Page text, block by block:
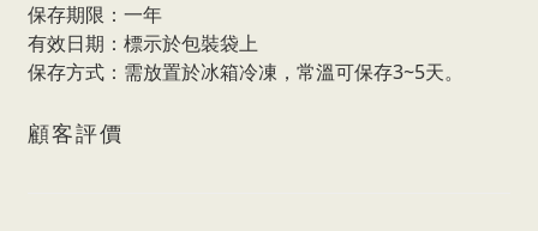
保存期限：一年
有效日期：標示於包裝袋上
保存方式：需放置於冰箱冷凍，常溫可保存3~5天。
顧客評價